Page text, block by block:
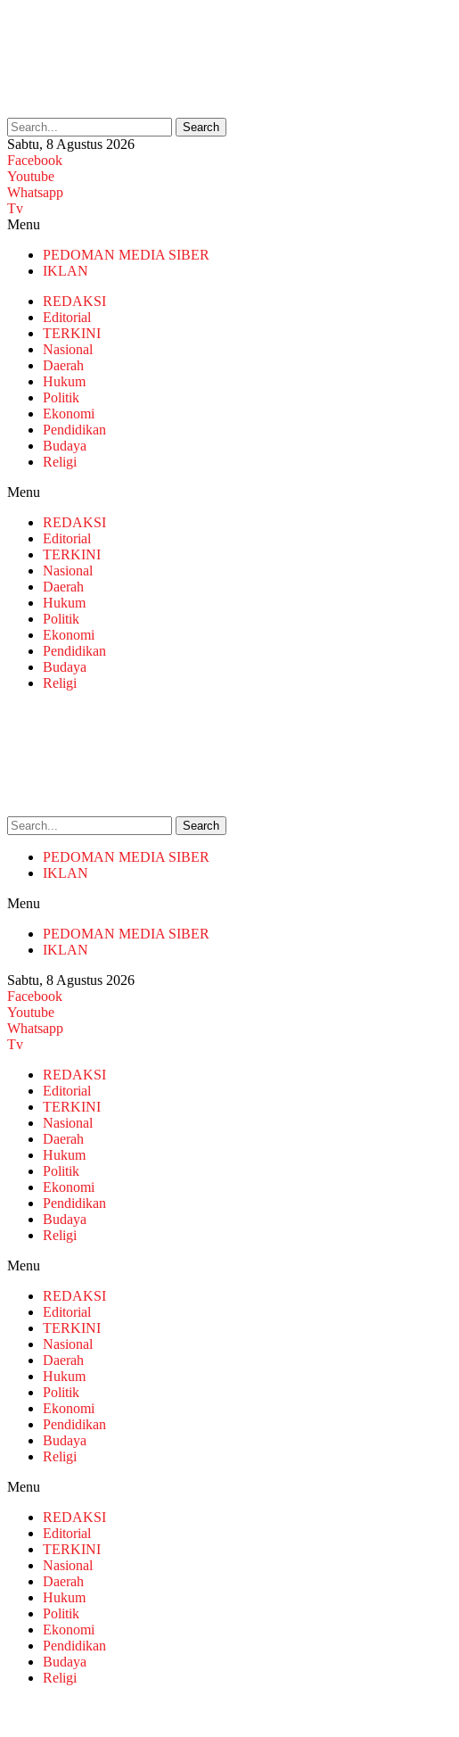
Search
Sabtu, 8 Agustus 2026
Facebook
Youtube
Whatsapp
Tv
Menu
PEDOMAN MEDIA SIBER
IKLAN
REDAKSI
Editorial
TERKINI
Nasional
Daerah
Hukum
Politik
Ekonomi
Pendidikan
Budaya
Religi
Menu
REDAKSI
Editorial
TERKINI
Nasional
Daerah
Hukum
Politik
Ekonomi
Pendidikan
Budaya
Religi
Search
PEDOMAN MEDIA SIBER
IKLAN
Menu
PEDOMAN MEDIA SIBER
IKLAN
Sabtu, 8 Agustus 2026
Facebook
Youtube
Whatsapp
Tv
REDAKSI
Editorial
TERKINI
Nasional
Daerah
Hukum
Politik
Ekonomi
Pendidikan
Budaya
Religi
Menu
REDAKSI
Editorial
TERKINI
Nasional
Daerah
Hukum
Politik
Ekonomi
Pendidikan
Budaya
Religi
Menu
REDAKSI
Editorial
TERKINI
Nasional
Daerah
Hukum
Politik
Ekonomi
Pendidikan
Budaya
Religi